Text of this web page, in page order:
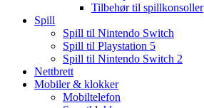
Tilbehør til spillkonsoller
Spill
Spill til Nintendo Switch
Spill til Playstation 5
Spill til Nintendo Switch 2
Nettbrett
Mobiler & klokker
Mobiltelefon